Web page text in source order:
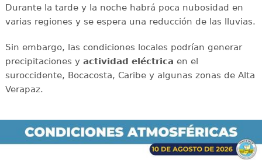
Durante la tarde y la noche habrá poca nubosidad en
varias regiones y se espera una reducción de las lluvias.
Sin embargo, las condiciones locales podrían generar
precipitaciones y actividad eléctrica en el
suroccidente, Bocacosta, Caribe y algunas zonas de Alta
Verapaz.